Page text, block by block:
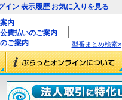
イン 表示履歴 お気に入りを見る
内
費払いのご案内
ご案内
型番まとめ検索»